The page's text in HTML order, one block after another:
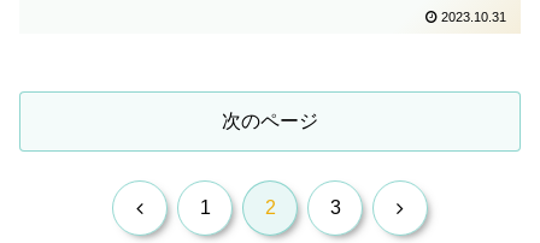
2023.10.31
次のページ
前 1 2 3 次